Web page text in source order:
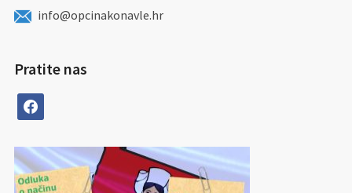
info@opcinakonavle.hr
Pratite nas
facebook